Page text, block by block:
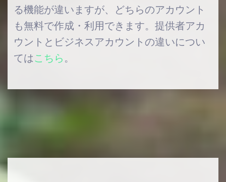
る機能が違いますが、どちらのアカウント
も無料で作成・利用できます。 提供者アカ
ウントとビジネスアカウントの違いについ
てはこちら 。